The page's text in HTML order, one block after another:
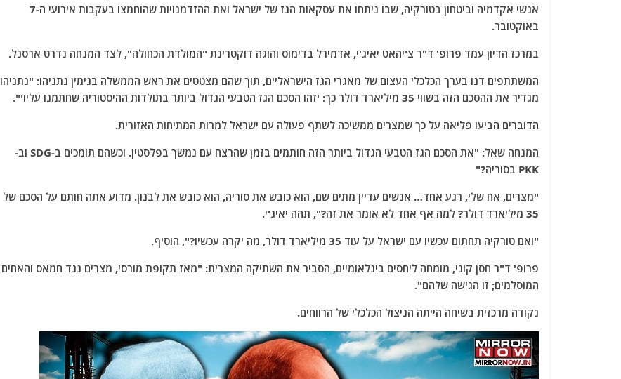
אנשי אקדמיה וביטחון בטורקיה, שבו ניתחו את עסקאות הגז של ישראל ואת ההזדמנויות שהוחמצו בעקבות אירועי ה-7
באוקטובר.
במרכז הדיון עמד פרופ' ד"ר צ'יהאט יאיג'י, אדמירל בדימוס והוגה דוקטרינת "המולדת הכחולה", לצד המנחה נדרט ארסנל.
המשתתפים דנו בערך הכלכלי העצום של מאגרי הגז הישראליים, תוך שהם מצטטים את ראש הממשלה בנימין נתניהו: "נתניהו
מגדיר את ההסכם הזה בשווי 35 מיליארד דולר כך: 'זהו הסכם הגז הטבעי הגדול ביותר בתולדות ההיסטוריה שחתמנו עליו'".
הדוברים הביעו פליאה על כך שמצרים ממשיכה לשתף פעולה עם ישראל למרות המתיחות האזורית.
המנחה שאל: "את הסכם הגז הטבעי הגדול ביותר הזה חותמים בזמן שהרצח עם נמשך בפלסטין. וכשהם תומכים ב-SDG וב-
PKK בסוריה?"
"מצרים, אח שלי, רגע אחד… אנשים עדיין מתים שם, הוא כובש את סוריה, הוא כובש את לבנון. מדוע אתה חותם על הסכם של
35 מיליארד דולר? למה אף אחד לא אומר את זה?", תהה יאיג'י.
"ואם טורקיה תחתום עכשיו עם ישראל על עוד 35 מיליארד דולר, מה יקרה עכשיו?", הוסיף.
פרופ' ד"ר חסן קוני, מומחה ליחסים בינלאומיים, הסביר את השתיקה המצרית: "מאז תקופת מורסי, מצרים נגד חמאס והאחים
המוסלמים; זו הגישה שלהם".
נקודה מרכזית בשיחה הייתה הניצול הכלכלי של הרווחים.